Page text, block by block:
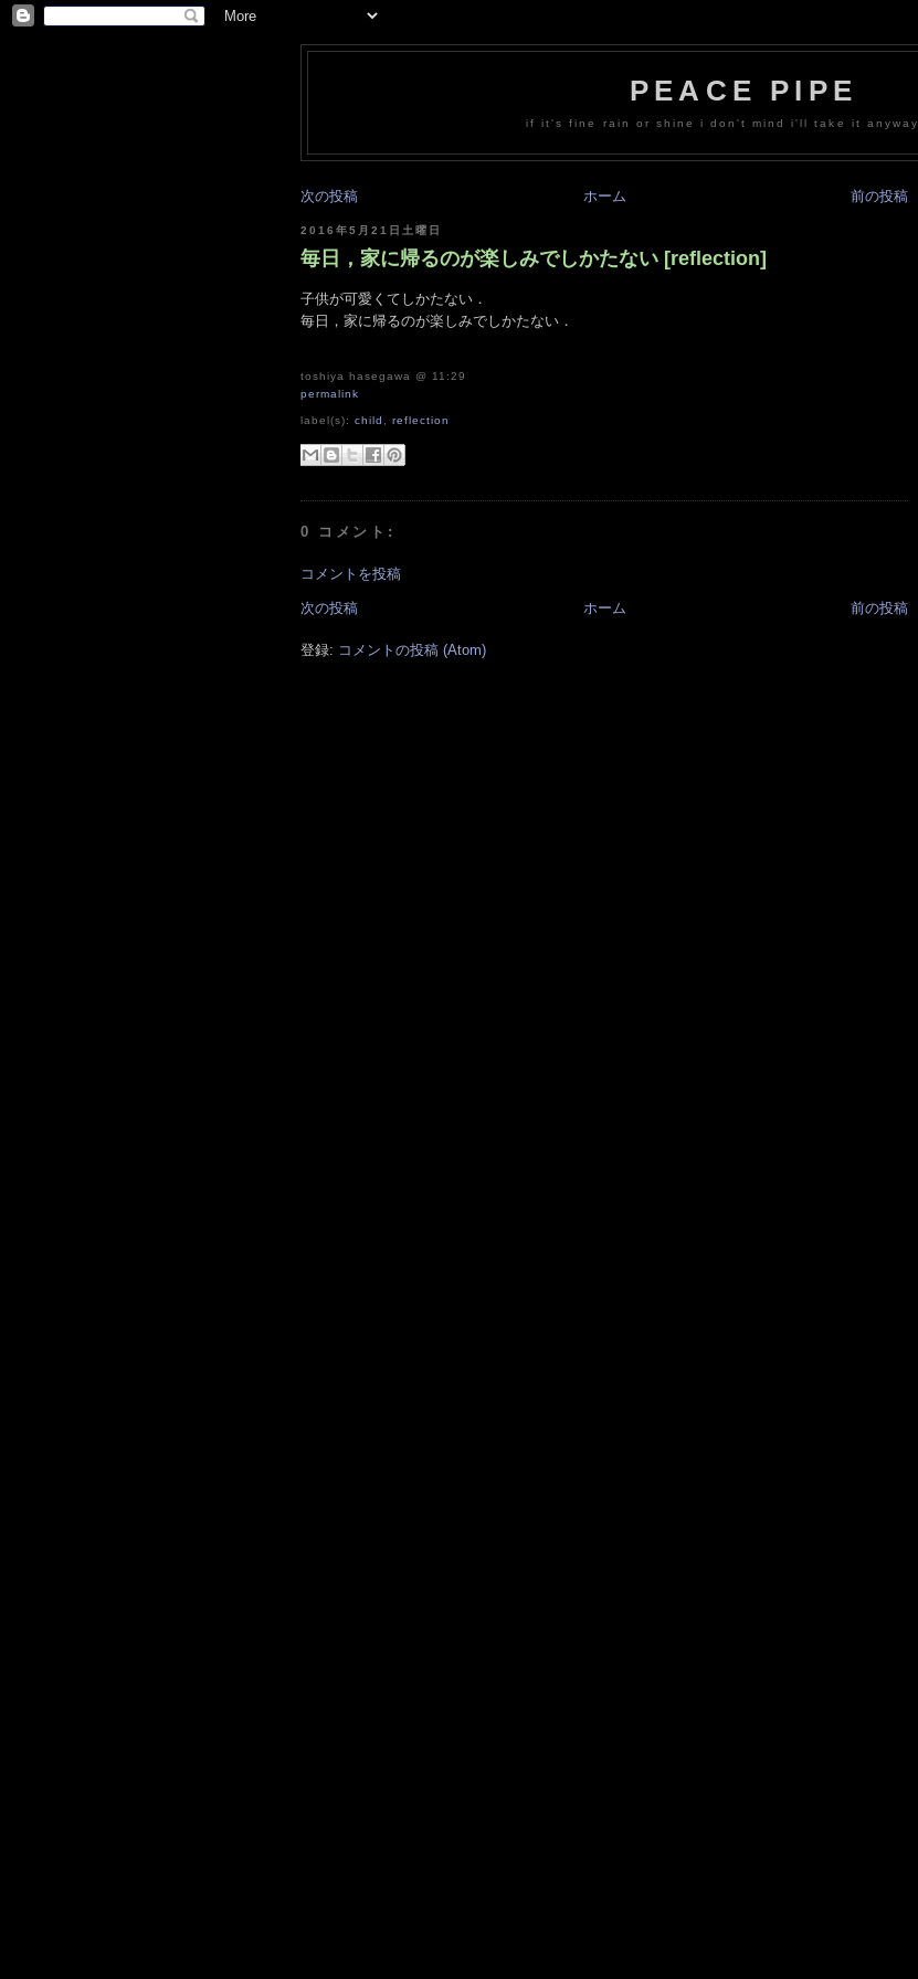
PEACE PIPE
if it's fine rain or shine i don't mind i'll take it anyway
次の投稿 前の投稿
ホーム
2016年5月21日土曜日
毎日，家に帰るのが楽しみでしかたない [reflection]
子供が可愛くてしかたない．
毎日，家に帰るのが楽しみでしかたない．
toshiya hasegawa @ 11:29
permalink
label(s):child ,reflection
0 コメント:
コメントを投稿
次の投稿 前の投稿
ホーム
登録: コメントの投稿 (Atom)